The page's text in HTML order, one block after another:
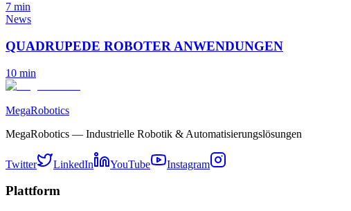
7 min
News
QUADRUPEDE ROBOTER ANWENDUNGEN
10 min
MegaRobotics
MegaRobotics — Industrielle Robotik & Automatisierungslösungen
Twitter LinkedIn YouTube Instagram
Plattform